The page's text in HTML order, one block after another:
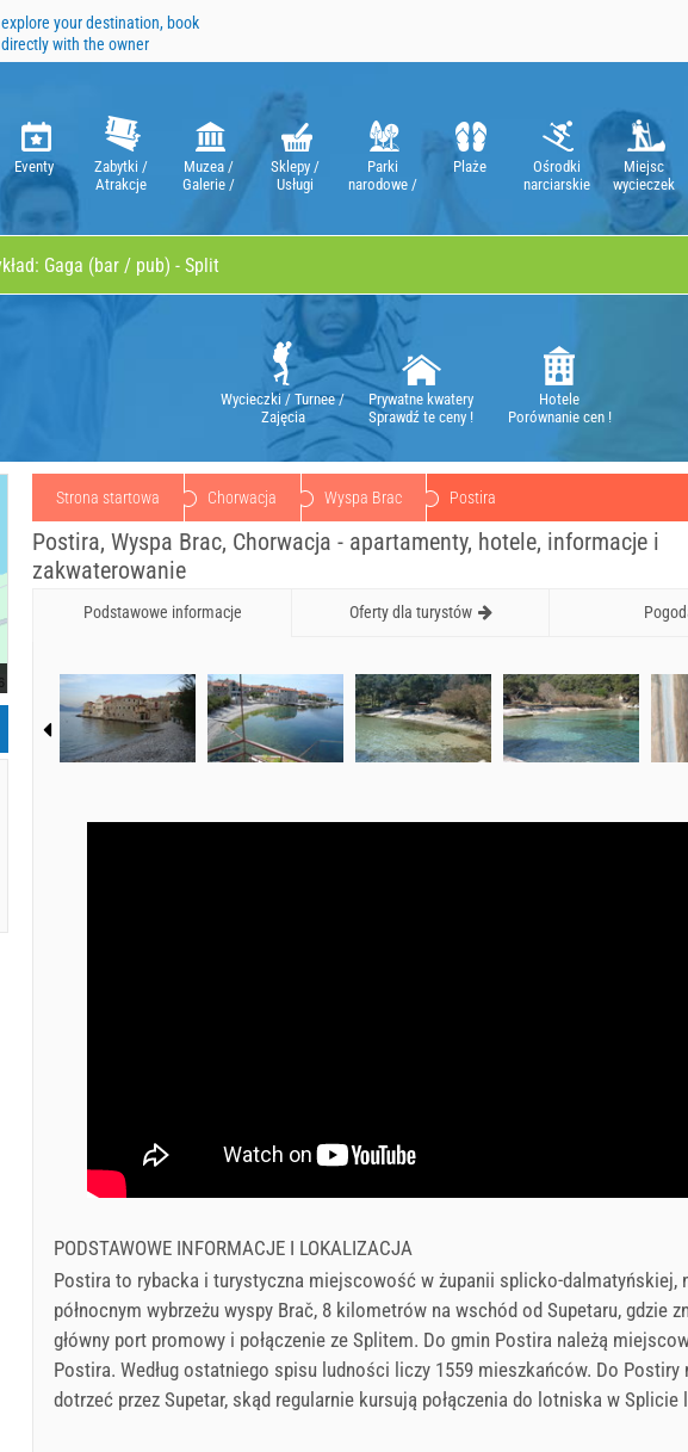
explore your destination, book
directly with the owner
Eventy
Zabytki /
Atrakcje
Muzea /
Galerie /
Sklepy /
Usługi
Parki
narodowe /
Plaże
Ośrodki
narciarskie
Miejsc
wycieczek
Wycieczki / Turnee /
Zajęcia
Prywatne kwatery
Sprawdź te ceny !
Hotele
Porównanie cen !
Strona startowa Chorwacja Wyspa Brac Postira
Postira, Wyspa Brac, Chorwacja - apartamenty, hotele, informacje i
zakwaterowanie
Podstawowe informacje Oferty dla turystów
PODSTAWOWE INFORMACJE I LOKALIZACJA
Postira to rybacka i turystyczna miejscowość w żupanii splicko-dalmatyńskiej,
północnym wybrzeżu wyspy Brač, 8 kilometrów na wschód od Supetaru, gdzie
główny port promowy i połączenie ze Splitem. Do gmin Postira należą
Postira. Według ostatniego spisu ludności liczy 1559 mieszkańców. Do Postiry
dotrzeć przez Supetar, skąd regularnie kursują połączenia do lotniska w Splicie